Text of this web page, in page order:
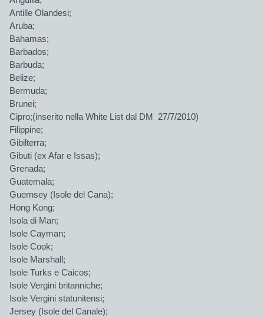
Antille Olandesi;
Aruba;
Bahamas;
Barbados;
Barbuda;
Belize;
Bermuda;
Brunei;
Cipro;(inserito nella White List dal DM 27/7/2010)
Filippine;
Gibilterra;
Gibuti (ex Afar e Issas);
Grenada;
Guatemala;
Guernsey (Isole del Cana);
Hong Kong;
Isola di Man;
Isole Cayman;
Isole Cook;
Isole Marshall;
Isole Turks e Caicos;
Isole Vergini britanniche;
Isole Vergini statunitensi;
Jersey (Isole del Canale);